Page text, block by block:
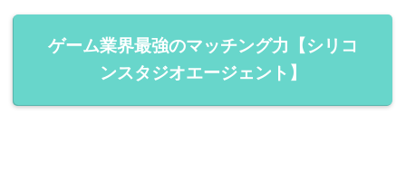
ゲーム業界最強のマッチング力【シリコ
ンスタジオエージェント】